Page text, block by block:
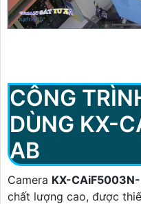
CÔNG
DÙNG KX-
AB
Camera KX-
chất lượng cao, được